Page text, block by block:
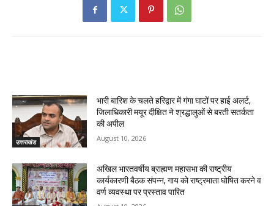
उत्तराखंड
भारी बारिश के चलते हरिद्वार में गंगा घाटों पर हाई अलर्ट,
जिलाधिकारी मयूर दीक्षित ने श्रद्धालुओं से बरती सतर्कता
की अपील
August 10, 2026
अखिल भारतवर्षीय ब्राह्मण महासभा की राष्ट्रीय
कार्यकारणी बैठक संपन्न, गाय को राष्ट्रमाता घोषित करने व
वर्ण व्यवस्था पर प्रस्ताव पारित